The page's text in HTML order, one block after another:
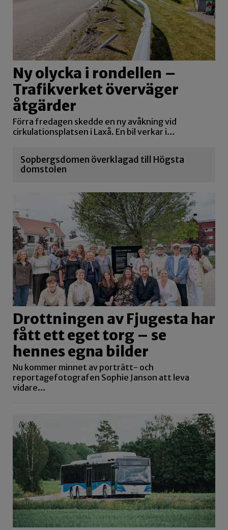
Ny olycka i rondellen –
Trafikverket överväger
åtgärder
Förra fredagen skedde en ny avåkning vid
cirkulationsplatsen i Laxå. En bil verkar i…
Sopbergsdomen överklagad till Högsta
domstolen
Drottningen av Fjugesta har
fått ett eget torg – se
hennes egna bilder
Nu kommer minnet av porträtt- och
reportagefotografen Sophie Janson att leva
vidare…